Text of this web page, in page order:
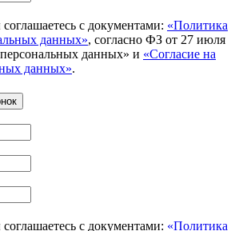
с документами: «Политика
данных», согласно ФЗ от 27 июля
данных» и «Согласие на
данных».
с документами: «Политика